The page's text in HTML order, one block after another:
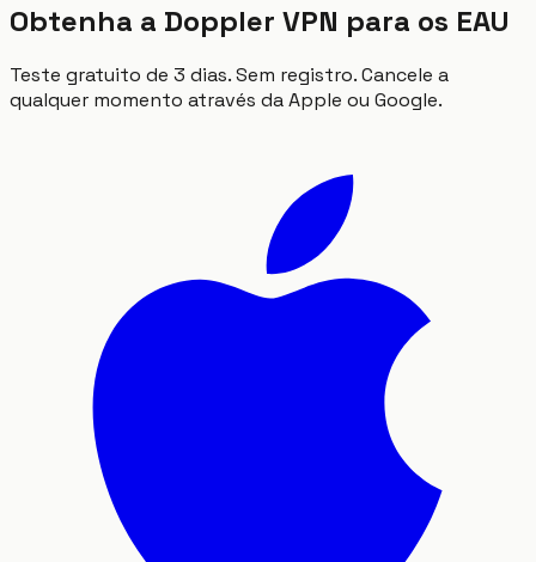
Obtenha a Doppler VPN para os EAU
Teste gratuito de 3 dias. Sem registro. Cancele a
qualquer momento através da Apple ou Google.